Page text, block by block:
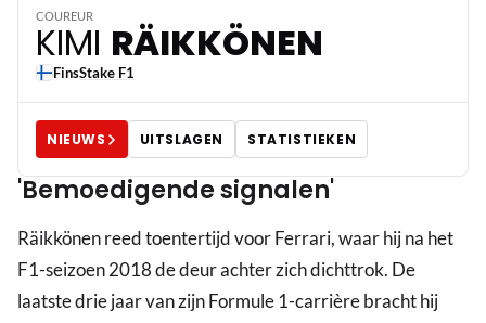
COUREUR
KIMI RÄIKKÖNEN
FinsStake F1
NIEUWS UITSLAGEN STATISTIEKEN
'Bemoedigende signalen'
Räikkönen reed toentertijd voor Ferrari, waar hij na het
F1-seizoen 2018 de deur achter zich dichttrok. De
laatste drie jaar van zijn Formule 1-carrière bracht hij